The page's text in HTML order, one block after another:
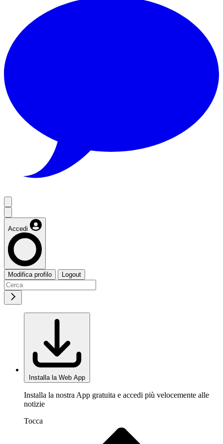
Accedi
Modifica profilo Logout
Installa la Web App
Installa la nostra App gratuita e accedi più velocemente alle
notizie
Tocca